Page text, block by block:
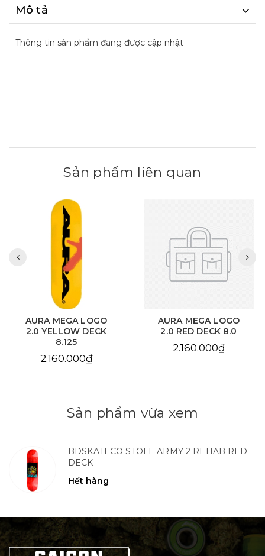
Mô tả
Thông tin sản phẩm đang được cập nhật
Sản phẩm liên quan
AURA MEGA LOGO
2.0 RED DECK 8.0
2.160.000₫
AURA CHAIN EYE
LOVE SKY BLUE DECK
8.125
Sản phẩm vừa xem
BDSKATECO STOLE ARMY 2 REHAB RED
DECK
Hết hàng